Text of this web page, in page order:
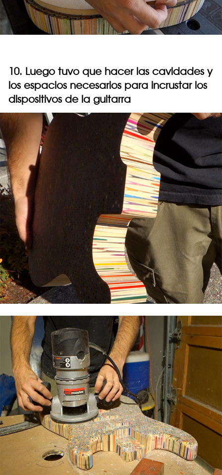
10. Luego tuvo que hacer las cavidades y
los espacios necesarios para incrustar los
dispositivos de la guitarra